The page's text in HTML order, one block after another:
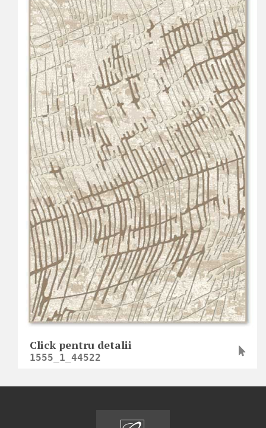
Click pentru detalii
1555_1_44522